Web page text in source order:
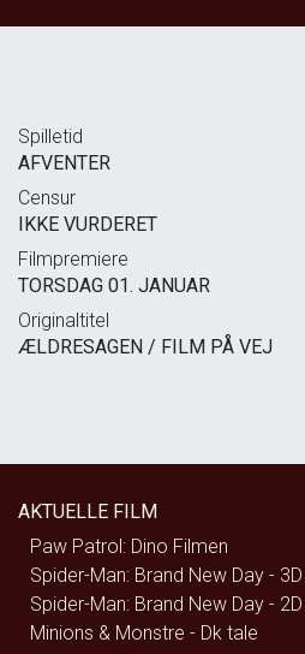
Spilletid
AFVENTER
Censur
IKKE VURDERET
Filmpremiere
TORSDAG 01. JANUAR
Originaltitel
ÆLDRESAGEN / FILM PÅ VEJ
AKTUELLE FILM
Paw Patrol: Dino Filmen
Spider-Man: Brand New Day - 3D
Spider-Man: Brand New Day - 2D
Minions & Monstre - Dk tale